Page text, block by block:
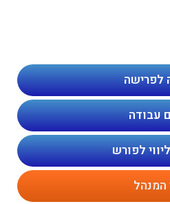
לפרישה
עבודה
לפורש
המנהל